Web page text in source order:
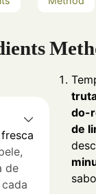
de
do-
de